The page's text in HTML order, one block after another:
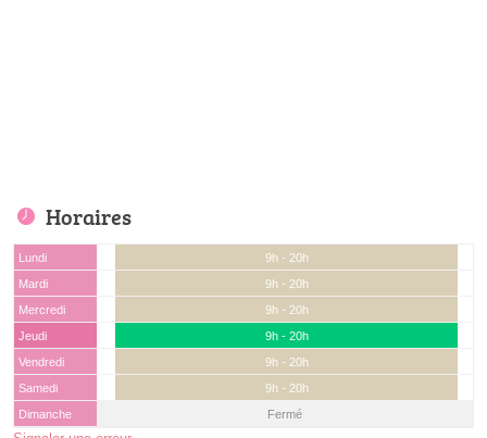
Horaires
Lundi
9h - 20h
Mardi
9h - 20h
Mercredi
9h - 20h
Jeudi
9h - 20h
Vendredi
9h - 20h
Samedi
9h - 20h
Dimanche
Fermé